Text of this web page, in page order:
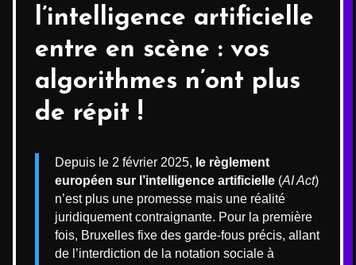
l’intelligence artificielle
entre en scène : vos
algorithmes n’ont plus
de répit !
Depuis le 2 février 2025, le règlement
européen sur l’intelligence artificielle (AI Act)
n’est plus une promesse mais une réalité
juridiquement contraignante. Pour la première
fois, Bruxelles fixe des garde-fous précis, allant
de l’interdiction de la notation sociale à